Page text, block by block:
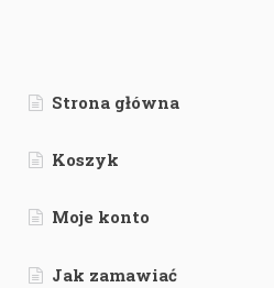
Strona główna
Koszyk
Moje konto
Jak zamawiać